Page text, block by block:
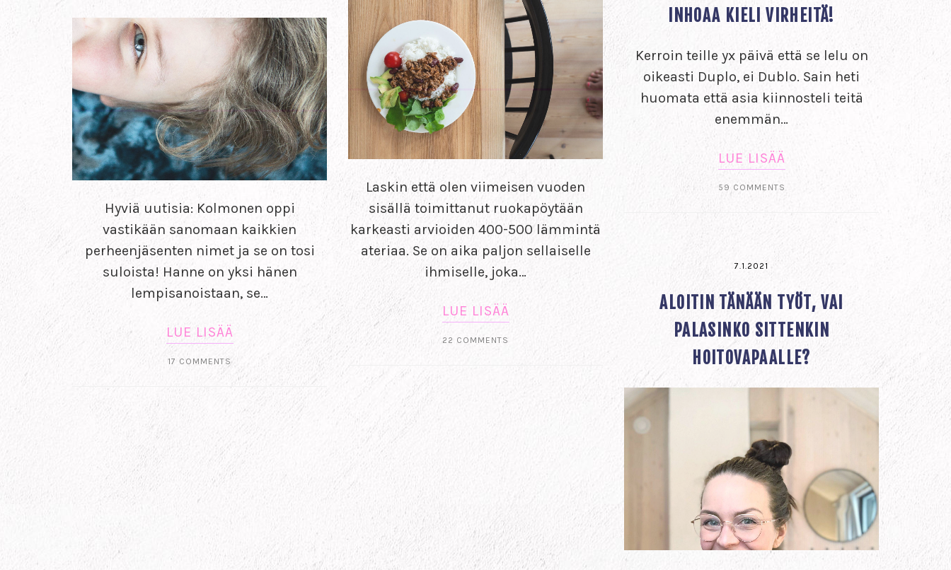
Laskin että olen viimeisen vuoden
sisällä toimittanut ruokapöytään
karkeasti arvioiden 400-500 lämmintä
ateriaa. Se on aika paljon sellaiselle
ihmiselle, joka…
LUE LISÄÄ
22 COMMENTS
Hyviä uutisia: Kolmonen oppi
vastikään sanomaan kaikkien
perheenjäsenten nimet ja se on tosi
suloista! Hanne on yksi hänen
lempisanoistaan, se…
LUE LISÄÄ
17 COMMENTS
INHOAA KIELI VIRHEITÄ!
Kerroin teille yx päivä että se lelu on
oikeasti Duplo, ei Dublo. Sain heti
huomata että asia kiinnosteli teitä
enemmän…
LUE LISÄÄ
59 COMMENTS
7.1.2021
ALOITIN TÄNÄÄN TYÖT, VAI
PALASINKO SITTENKIN
HOITOVAPAALLE?